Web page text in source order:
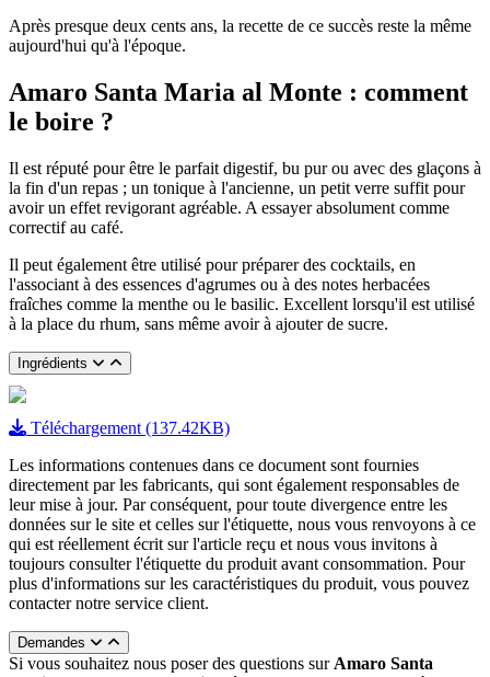
Après presque deux cents ans, la recette de ce succès reste la même
aujourd'hui qu'à l'époque.
Amaro Santa Maria al Monte : comment
le boire ?
Il est réputé pour être le parfait digestif, bu pur ou avec des glaçons à
la fin d'un repas ; un tonique à l'ancienne, un petit verre suffit pour
avoir un effet revigorant agréable. A essayer absolument comme
correctif au café.
Il peut également être utilisé pour préparer des cocktails, en
l'associant à des essences d'agrumes ou à des notes herbacées
fraîches comme la menthe ou le basilic. Excellent lorsqu'il est utilisé
à la place du rhum, sans même avoir à ajouter de sucre.
Ingrédients
Téléchargement (137.42KB)
Les informations contenues dans ce document sont fournies
directement par les fabricants, qui sont également responsables de
leur mise à jour. Par conséquent, pour toute divergence entre les
données sur le site et celles sur l'étiquette, nous vous renvoyons à ce
qui est réellement écrit sur l'article reçu et nous vous invitons à
toujours consulter l'étiquette du produit avant consommation. Pour
plus d'informations sur les caractéristiques du produit, vous pouvez
contacter notre service client.
Demandes
Si vous souhaitez nous poser des questions sur Amaro Santa